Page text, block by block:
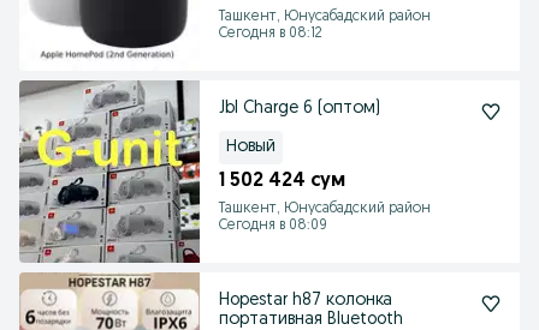
Ташкент, Юнусабадский район
Сегодня в 08:12
Jbl Charge 6 (оптом)
Новый
1 502 424 сум
Ташкент, Юнусабадский район
Сегодня в 08:09
Hopestar h87 колонка
портативная Bluetooth